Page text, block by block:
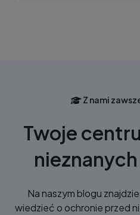
Z nami
Twoje
Na naszym blogu
wiedzieć o ochronie przed